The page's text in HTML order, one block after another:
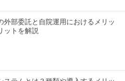
外部委託と自院運用におけるメリッ
ットを解説